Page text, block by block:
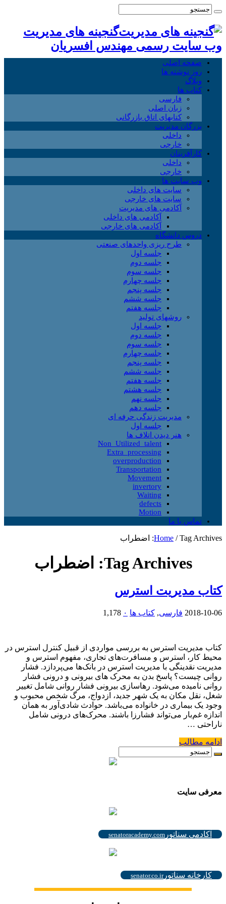
گنجینه های مدیریت
وب سایت رسمی مهندس افسریان
صفحه اصلی
روز نوشته ها
وبلاگ
کتاب ها
فارسی
زبان اصلی
کتابهای اتاق بازرگانی
بزرگان مدیریت
داخلی
خارجی
کارآفرینان
داخلی
خارجی
وب سایت ها
سایت های داخلی
سایت های خارجی
آکادمی های مدیریت
آکادمی های داخلی
آکادمی های خارجی
دروس دانشگاه
طرح ریزی واحدهای صنعتی
جلسه اول
جلسه دوم
جلسه سوم
جلسه چهارم
جلسه پنجم
جلسه ششم
جلسه هفتم
روشهای تولید
جلسه اول
جلسه دوم
جلسه سوم
جلسه چهارم
جلسه پنجم
جلسه ششم
جلسه هفتم
جلسه هشتم
جلسه نهم
جلسه دهم
مدیریت زندگی حرفه ای
جلسه اول
هنر دیدن اتلاف ها
Non_Utilized_talent
Extra_processing
overproduction
Transportation
Movement
invertory
Waiting
defects
Motion
تماس با ما
Home / Tag Archives: اضطراب
Tag Archives: اضطراب
کتاب مدیریت استرس
2018-10-06 فارسی, کتاب ها ۰ 1,178
کتاب مدیریت استرس به بررسی مواردی از قبیل کنترل استرس در
محیط کار، استرس و مسافرت‌های تجاری، مفهوم استرس و
مدیریت نقدینگی با مدیریت استرس در بانک‌ها می‌پردازد. فشار
روانی چیست؟ پاسخ بدن به محرک های بیرونی و درونی فشار
روانی نامیده می‌شود. رهاسازی بیرونی فشار روانی شامل تغییر
شغل، نقل مکان به یک شهر جدید، ازدواج، مرگ شخص محبوب و
وجود یک بیماری در خانواده می‌باشد. حوادث شادی‌آور به همان
اندازه غم‌بار می‌تواند فشارزا باشند. محرک‌های درونی شامل
ناراحتی …
ادامه مطالب
معرفی سایت
آکادمی سناتور senatoracademy.com
کارخانه سناتورsenator.co.ir